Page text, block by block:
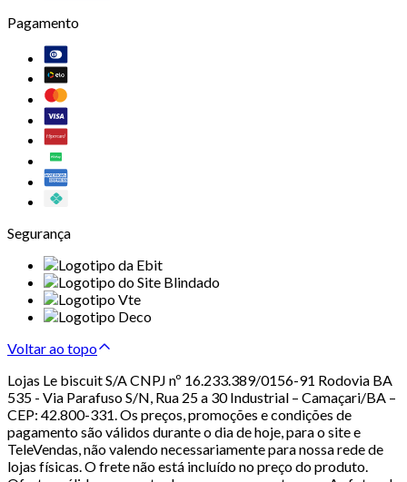
Pagamento
Segurança
Voltar ao topo
Lojas Le biscuit S/A CNPJ nº 16.233.389/0156-91 Rodovia BA
535 - Via Parafuso S/N, Rua 25 a 30 Industrial – Camaçari/BA –
CEP: 42.800-331. Os preços, promoções e condições de
pagamento são válidos durante o dia de hoje, para o site e
TeleVendas, não valendo necessariamente para nossa rede de
lojas físicas. O frete não está incluído no preço do produto.